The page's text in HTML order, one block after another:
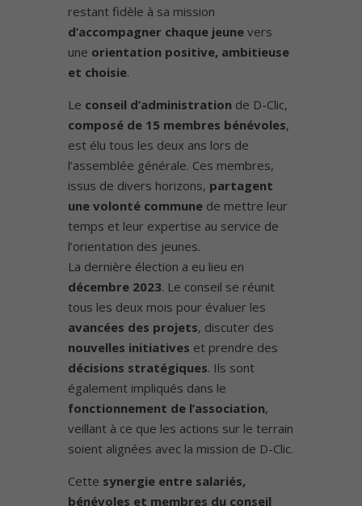
restant fidèle à sa mission
d’accompagner chaque jeune vers
une orientation positive, ambitieuse
et choisie.
Le conseil d’administration de D-Clic,
composé de 15 membres bénévoles,
est élu tous les deux ans lors de
l’assemblée générale. Ces membres,
issus de divers horizons, partagent
une volonté commune de mettre leur
temps et leur expertise au service de
l’orientation des jeunes.
La dernière élection a eu lieu en
décembre 2023. Le conseil se réunit
tous les deux mois pour évaluer les
avancées des projets, discuter des
nouvelles initiatives et prendre des
décisions stratégiques. Ils sont
également impliqués dans le
fonctionnement de l’association,
veillant à ce que les actions sur le terrain
soient alignées avec la mission de D-Clic.
Cette synergie entre salariés,
bénévoles et membres du conseil